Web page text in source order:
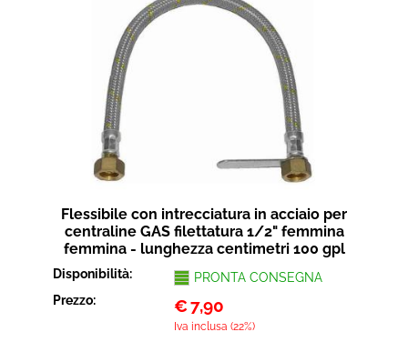
Flessibile con intrecciatura in acciaio per
centraline GAS filettatura 1/2" femmina
femmina - lunghezza centimetri 100 gpl
Disponibilità:
PRONTA CONSEGNA
Prezzo:
€7,90
Iva inclusa (22%)